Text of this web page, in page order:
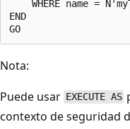
WHERE name =
END
Nota:
Puede usar EXECUTE AS
contexto de seguridad